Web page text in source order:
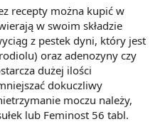
recepty można kupić w
w swoim składzie
z pestek dyni, który jest
oraz adenozyny czy
dużej ilości
dokuczliwy
moczu należy,
lub Feminost 56 tabl.